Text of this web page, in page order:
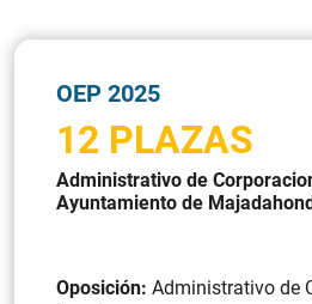
OEP 2025
12 PLAZAS
Administrativo de
Ayuntamiento de
Oposición: Administrativo de